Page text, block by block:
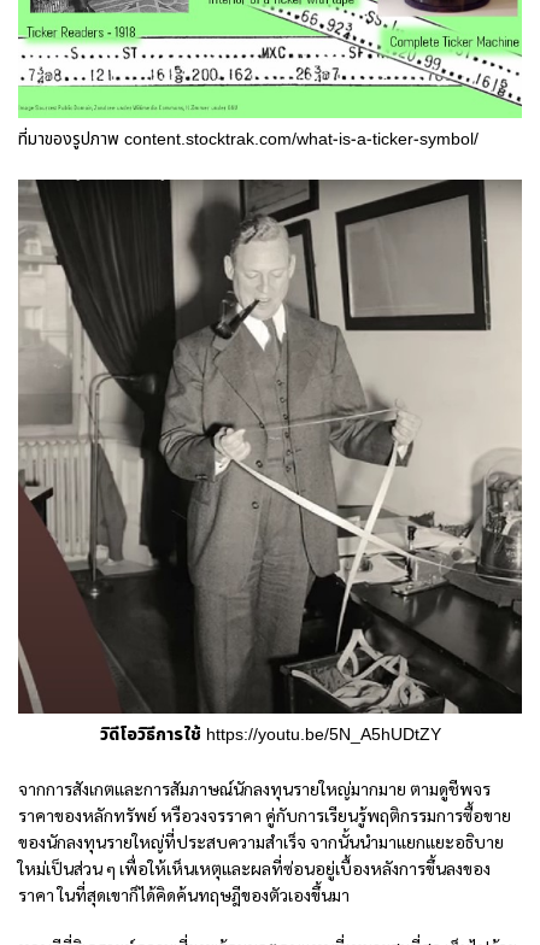
ที่มาของรูปภาพ content.stocktrak.com/what-is-a-ticker-symbol/
วิดีโอวิธีการใช้ https://youtu.be/5N_A5hUDtZY
จากการสังเกตและการสัมภาษณ์นักลงทุนรายใหญ่มากมาย ตามดูชีพจร
ราคาของหลักทรัพย์ หรือวงจรราคา คู่กับการเรียนรู้พฤติกรรมการซื้อขาย
ของนักลงทุนรายใหญ่ที่ประสบความสำเร็จ จากนั้นนำมาแยกแยะอธิบาย
ใหม่เป็นส่วน ๆ เพื่อให้เห็นเหตุและผลที่ซ่อนอยู่เบื้องหลังการขึ้นลงของ
ราคา ในที่สุดเขาก็ได้คิดค้นทฤษฎีของตัวเองขึ้นมา